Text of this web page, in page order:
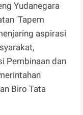
Yudanegara
'Tapem
aspirasi
Pembinaan dan
Biro Tata